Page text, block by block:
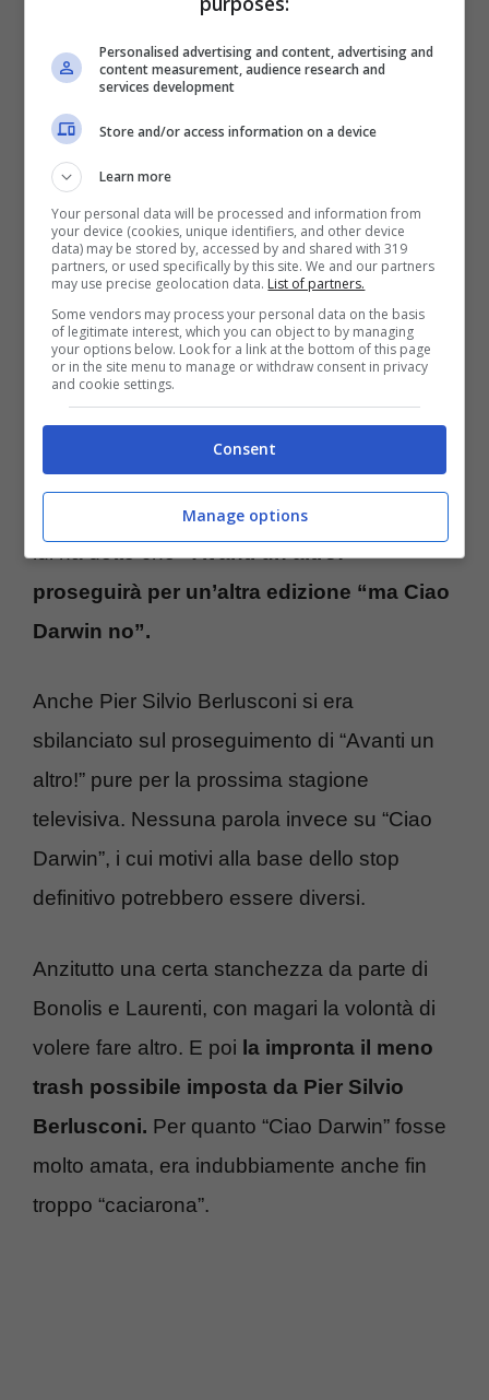
E dunque chiude tutto, in maniera trionfale
dal momento che gli ascolti continuano ad
essere sempre più che buoni. Ma a questo
punto all’ultima puntata sarà il momento
dell’addio. Il presentatore storico di questo
show ha svelato tutto quanto. E l’ultima
puntata è avvenuta il 23 febbraio del 2024
È “Ciao Darwin” che andrà in pensione.
Magari il format verrà riproposto più in là, ma
sicuramente non ci sarà più la coppia
composta da Paolo Bonolis e Luca Laurenti
alla conduzione. Ed è proprio Bonolis a
confermare tutto quanto. Parlando a tvblog
lui ha detto che“Avanti un altro!”
proseguirà per un’altra edizione “ma Ciao
Darwin no”.
Anche Pier Silvio Berlusconi si era
sbilanciato sul proseguimento di “Avanti un
altro!” pure per la prossima stagione
televisiva. Nessuna parola invece su “Ciao
Darwin”, i cui motivi alla base dello stop
definitivo potrebbero essere diversi.
Anzitutto una certa stanchezza da parte di
Bonolis e Laurenti, con magari la volontà di
volere fare altro. E poi la impronta il meno
trash possibile imposta da Pier Silvio
Berlusconi. Per quanto “Ciao Darwin” fosse
molto amata, era indubbiamente anche fin
troppo “caciarona”.
Personalised advertising and content, advertising and
content measurement, audience research and
services development
Store and/or access information on a device
Learn more
Your personal data will be processed and information from
your device (cookies, unique identifiers, and other device
data) may be stored by, accessed by and shared with 319
partners, or used specifically by this site. We and our partners
may use precise geolocation data. List of partners.
Some vendors may process your personal data on the basis
of legitimate interest, which you can object to by managing
your options below. Look for a link at the bottom of this page
or in the site menu to manage or withdraw consent in privacy
and cookie settings.
Consent
Manage options